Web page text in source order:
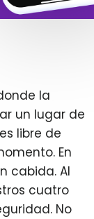
la
un lugar de
libre de
En
cabida. Al
cuatro
No